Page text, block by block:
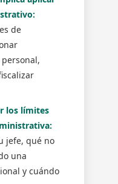
de
los límites
jefe, qué no
una
y cuándo